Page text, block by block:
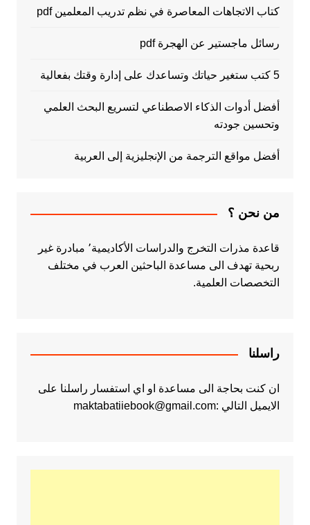
كتاب الاتجاهات المعاصرة في نظم تدريب المعلمين pdf
رسائل ماجستير عن الهجرة pdf
5 كتب ستغير حياتك وتساعدك على إدارة وقتك بفعالية
أفضل أدوات الذكاء الاصطناعي لتسريع البحث العلمي
وتحسين جودته
أفضل مواقع الترجمة من الإنجليزية إلى العربية
من نحن ؟
قاعدة مذرات التخرج والدراسات الأكاديمية٬ مبادرة غير
ربحية تهدف الى مساعدة الباحثين العرب في مختلف
التخصصات العلمية.
راسلنا
ان كنت بحاجة الى مساعدة او اي استفسار راسلنا على
الايميل التالي :maktabatiiebook@gmail.com